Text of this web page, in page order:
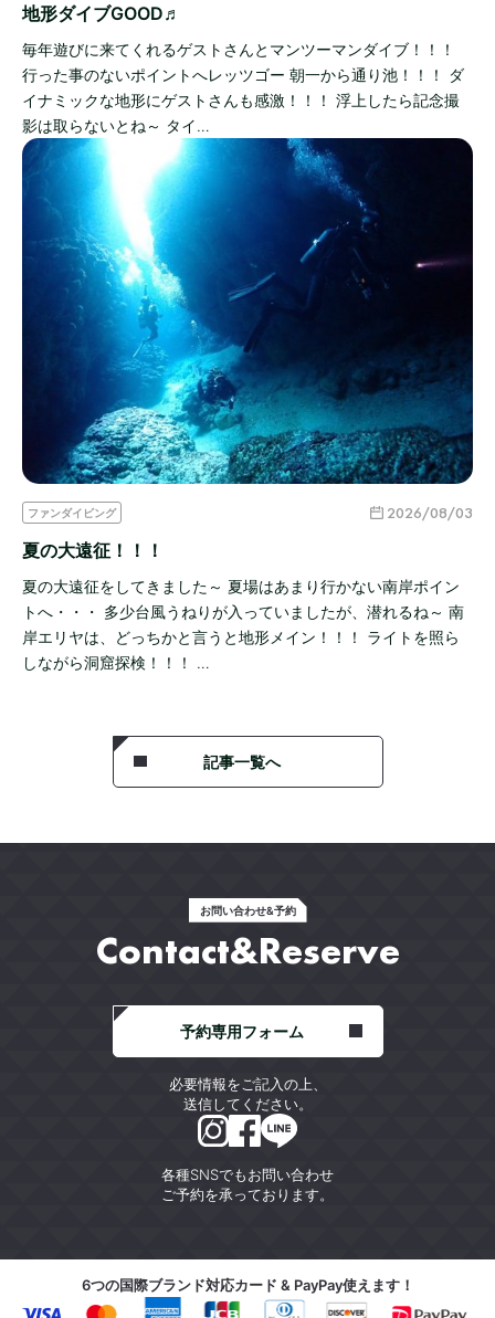
地形ダイブGOOD♬
毎年遊びに来てくれるゲストさんとマンツーマンダイブ！！！
行った事のないポイントへレッツゴー 朝一から通り池！！！ ダ
イナミックな地形にゲストさんも感激！！！ 浮上したら記念撮
影は取らないとね～ タイ…
ファンダイビング 2026/08/03
夏の大遠征！！！
夏の大遠征をしてきました～ 夏場はあまり行かない南岸ポイン
トへ・・・ 多少台風うねりが入っていましたが、潜れるね～ 南
岸エリヤは、どっちかと言うと地形メイン！！！ ライトを照ら
しながら洞窟探検！！！ …
記事一覧へ
お問い合わせ&予約
Contact&Reserve
各種SNSでもお問い合わせ
ご予約を承っております。
予約専用フォーム
必要情報をご記入の上、
送信してください。
6つの国際ブランド対応カード & PayPay使えます！